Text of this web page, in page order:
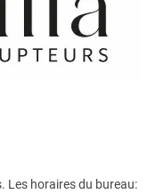
Les horaires du bureau: